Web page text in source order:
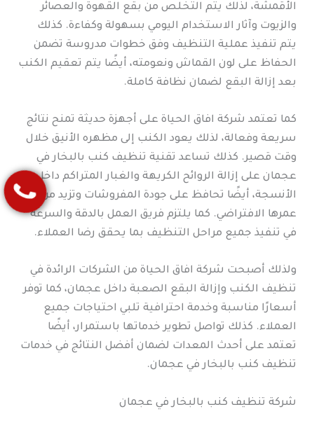
الأقمشة، لذلك يتم التخلص من بقع القهوة والعصائر
والزيوت وآثار الاستخدام اليومي بسهولة وكفاءة. كذلك
يتم تنفيذ عملية التنظيف وفق خطوات مدروسة تضمن
الحفاظ على لون القماش ونعومته، أيضًا يتم تعقيم الكنب
بعد إزالة البقع لضمان نظافة كاملة.
كما تعتمد شركة افاق الحياة على أجهزة حديثة تمنح نتائج
سريعة وفعالة، لذلك يعود الكنب إلى مظهره الأنيق خلال
وقت قصير. كذلك تساعد تقنية تنظيف كنب بالبخار في
عجمان على إزالة الروائح الكريهة والغبار المتراكم داخل
الأنسجة، أيضًا تحافظ على جودة المفروشات وتزيد من
عمرها الافتراضي. كما يلتزم فريق العمل بالدقة والسرعة
في تنفيذ جميع مراحل التنظيف بما يحقق رضا العملاء.
ولذلك أصبحت شركة افاق الحياة من الشركات الرائدة في
تنظيف الكنب وإزالة البقع الصعبة داخل عجمان، كما توفر
أسعارًا مناسبة وخدمة احترافية تلبي احتياجات جميع
العملاء. كذلك تواصل تطوير خدماتها باستمرار، أيضًا
تعتمد على أحدث المعدات لضمان أفضل النتائج في خدمات
تنظيف كنب بالبخار في عجمان.
شركة تنظيف كنب بالبخار في عجمان